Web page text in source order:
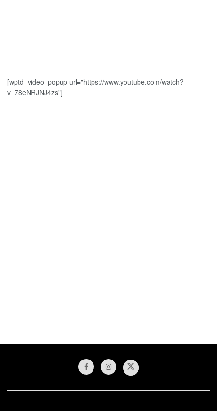
[wptd_video_popup url="https://www.youtube.com/watch?
v=78eNRJNJ4zs"]